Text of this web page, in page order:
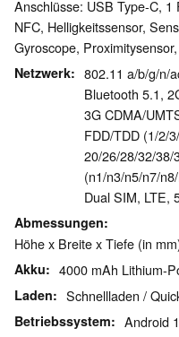
Anschlüsse: USB Type-C, 1
NFC, Helligkeitssensor,
Gyroscope,
Netzwerk
802.11 a/b/g/n/
Bluetooth 5.1,
3G CDMA/
FDD/TDD (1/2/
20/26/28/32/38/
(n1/n3/n5/n7/
Dual SIM, LTE,
Abmessungen
Höhe x Breite x Tiefe (in
Akku 4000 mAh Lithium-
Laden Schnellladen /
Betriebssystem Android